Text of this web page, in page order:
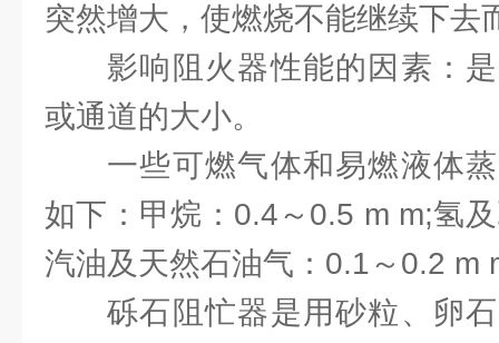
突然增大，使燃烧不能继续下去
影响阻火器性能的因素：
或通道的大小。
一些可燃气体和易燃液体
如下：甲烷：0.4～0.5 m m;氢
汽油及天然石油气：0.1～0.2 m
砾石阻忙器是用砂粒、卵